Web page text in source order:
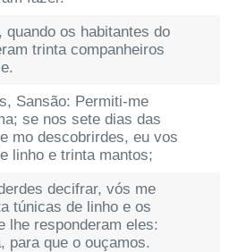
quando os habitantes do
trinta companheiros
Sansão: Permiti-me
se nos sete dias das
mo descobrirdes, eu vos
linho e trinta mantos;
decifrar, vós me
túnicas de linho e os
lhe responderam eles:
para que o ouçamos.